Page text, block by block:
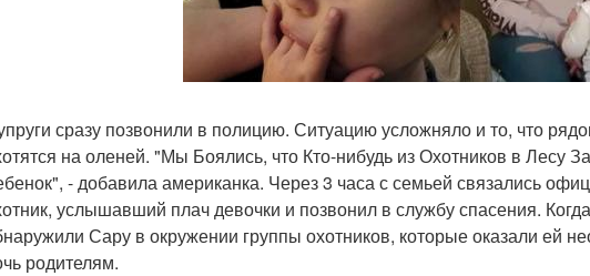
сразу позвонили в полицию. Ситуацию усложняло и то, что
на оленей. "Мы Боялись, что Кто-нибудь из Охотников в Лесу
- добавила американка. Через 3 часа с семьей связались
услышавший плач девочки и позвонил в службу спасения.
Сару в окружении группы охотников, которые оказали ей
родителям.